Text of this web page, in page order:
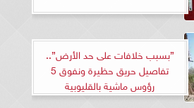
”بسبب خلافات على حد الأرض”..
تفاصيل حريق حظيرة ونفوق 5
رؤوس ماشية بالقليوبية